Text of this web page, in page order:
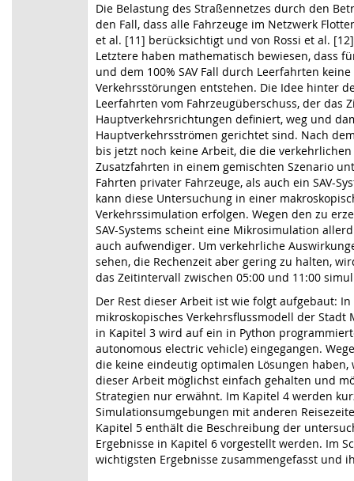
Die Belastung des Straßennetzes durch den
den Fall, dass alle Fahrzeuge im Netzwerk
et al. [11] berücksichtigt und von Rossi et al.
Letztere haben mathematisch bewiesen, dass
und dem 100% SAV Fall durch Leerfahrten
Verkehrsstörungen entstehen. Die Idee hinter
Leerfahrten vom Fahrzeugüberschuss, der das
Hauptverkehrsrichtungen definiert, weg und
Hauptverkehrsströmen gerichtet sind. Nach
bis jetzt noch keine Arbeit, die die
Zusatzfahrten in einem gemischten Szenario
Fahrten privater Fahrzeuge, als auch ein SAV-
kann diese Untersuchung in einer
Verkehrssimulation erfolgen. Wegen den zu
SAV-Systems scheint eine Mikrosimulation
auch aufwendiger. Um verkehrliche
sehen, die Rechenzeit aber gering zu halten,
das Zeitintervall zwischen 05:00 und 11:00
Der Rest dieser Arbeit ist wie folgt aufgebaut:
mikroskopisches Verkehrsflussmodell der
in Kapitel 3 wird auf ein in Python
autonomous electric vehicle) eingegangen.
die keine eindeutig optimalen Lösungen
dieser Arbeit möglichst einfach gehalten und
Strategien nur erwähnt. Im Kapitel 4 werden
Simulationsumgebungen mit anderen
Kapitel 5 enthält die Beschreibung der
Ergebnisse in Kapitel 6 vorgestellt werden. Im
wichtigsten Ergebnisse zusammengefasst und